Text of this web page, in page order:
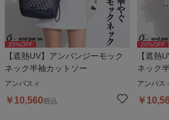
20%OFF
【遮熱UV】アンパンジーモック
ネック半袖カットソー
アンパスィ
￥ 10,560税込
20%OFF
【遮熱
ネック
アンパス
￥